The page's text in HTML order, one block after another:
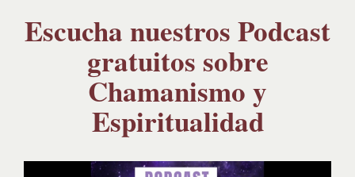
Escucha nuestros Podcast
gratuitos sobre
Chamanismo y
Espiritualidad